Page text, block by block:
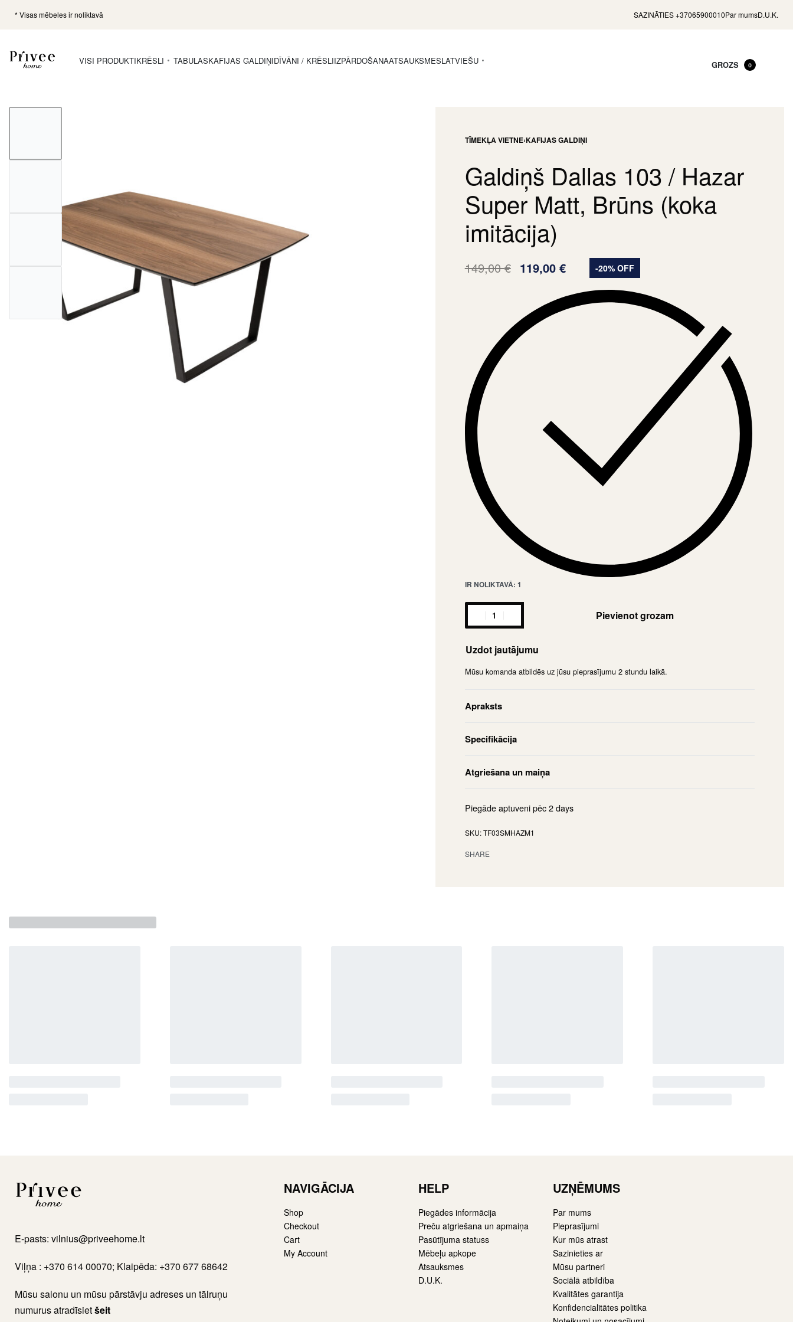
* Visas mēbeles ir noliktavā SAZINĀTIES +37065900010Par mumsD.U.K.
VISI PRODUKTIKRĒSLI TABULASKAFIJAS GALDIŅIDĪVĀNI / KRĒSLIIZPĀRDOŠANAATSAUKSMESLATVIEŠU GROZS 0
TĪMEKĻA VIETNE›KAFIJAS GALDIŅI
Galdiņš Dallas 103 / Hazar
Super Matt, Brūns (koka
imitācija)
149,00€ 119,00 € -20% OFF
IR NOLIKTAVĀ: 1
Pievienot grozam
Uzdot jautājumu
Mūsu komanda atbildēs uz jūsu pieprasījumu 2 stundu laikā.
Apraksts
Specifikācija
Atgriešana un maiņa
Piegāde aptuveni pēc2 days
TF03SMHAZM1
SHARE
E-pasts: vilnius@priveehome.lt
Viļņa : +370 614 00070; Klaipēda: +370 677 68642
Mūsu salonu un mūsu pārstāvju adreses un tālruņu
numurus atradīsietšeit
NAVIGĀCIJA
Shop
Checkout
Cart
My Account
HELP
Piegādes informācija
Preču atgriešana un apmaiņa
Pasūtījuma statuss
Mēbeļu apkope
Atsauksmes
D.U.K.
UZŅĒMUMS
Par mums
Pieprasījumi
Kur mūs atrast
Sazinieties ar
Mūsu partneri
Sociālā atbildība
Kvalitātes garantija
Konfidencialitātes politika